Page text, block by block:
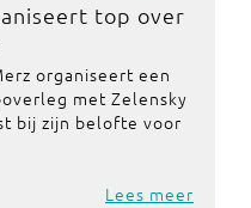
top over
organiseert een
met Zelensky
bij zijn belofte voor
Lees meer